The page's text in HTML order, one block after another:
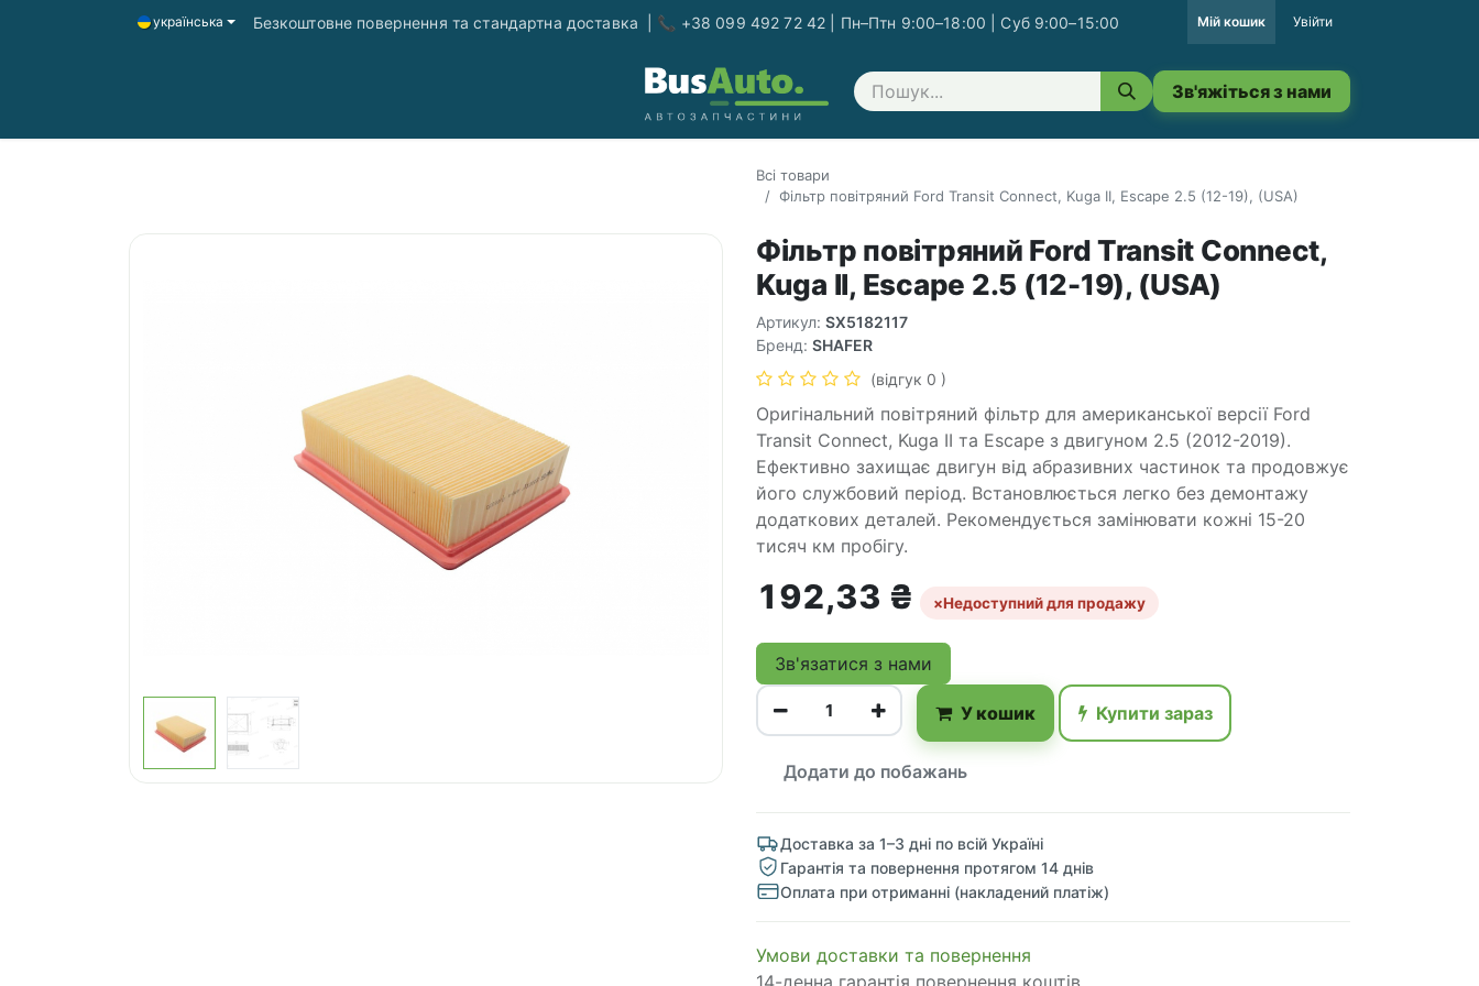
українська Безкоштовне повернення та стандартна доставка | 📞 +38 099 492 72 42 | Пн–Птн 9:00–18:00 | Суб 9:00–15:00 Мій кошик Увійти
Зв'яжіться з нами Зв'яжіться з нами
Всі товари
Фільтр повітряний Ford Transit Сonnect, Kuga II, Escape 2.5 (12-19), (USA)
Фільтр повітряний Ford Transit Сonnect,
Kuga II, Escape 2.5 (12-19), (USA)
Артикул: SX5182117
Бренд: SHAFER
(відгук 0 )
Оригінальний повітряний фільтр для американської версії Ford
Transit Connect, Kuga II та Escape з двигуном 2.5 (2012-2019).
Ефективно захищає двигун від абразивних частинок та продовжує
його службовий період. Встановлюється легко без демонтажу
додаткових деталей. Рекомендується замінювати кожні 15-20
тисяч км пробігу.
192,33 ₴ ×Недоступний для продажу
Зв'язатися з нами
У кошик Купити зараз
Додати до побажань
Доставка за 1–3 дні по всій Україні
Гарантія та повернення протягом 14 днів
Оплата при отриманні (накладений платіж)
​​​​​​​​​​​​​​​​​​​​​​​​​​​​​​​​​​​​​​​​​​​​​​​​​​​​​​​​​​​​​​У​​м​о​в​​и​ д​ос​т​а​в​к​и ​т​а​ по​в​е​р​н​е​н​н​я
14-денна гарантія повернення коштів